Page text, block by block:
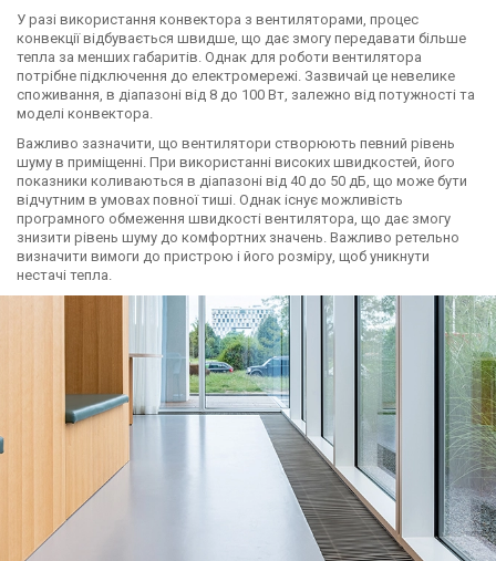
У разі використання конвектора з вентиляторами, процес
конвекції відбувається швидше, що дає змогу передавати більше
тепла за менших габаритів. Однак для роботи вентилятора
потрібне підключення до електромережі. Зазвичай це невелике
споживання, в діапазоні від 8 до 100 Вт, залежно від потужності та
моделі конвектора.
Важливо зазначити, що вентилятори створюють певний рівень
шуму в приміщенні. При використанні високих швидкостей, його
показники коливаються в діапазоні від 40 до 50 дБ, що може бути
відчутним в умовах повної тиші. Однак існує можливість
програмного обмеження швидкості вентилятора, що дає змогу
знизити рівень шуму до комфортних значень. Важливо ретельно
визначити вимоги до пристрою і його розміру, щоб уникнути
нестачі тепла.